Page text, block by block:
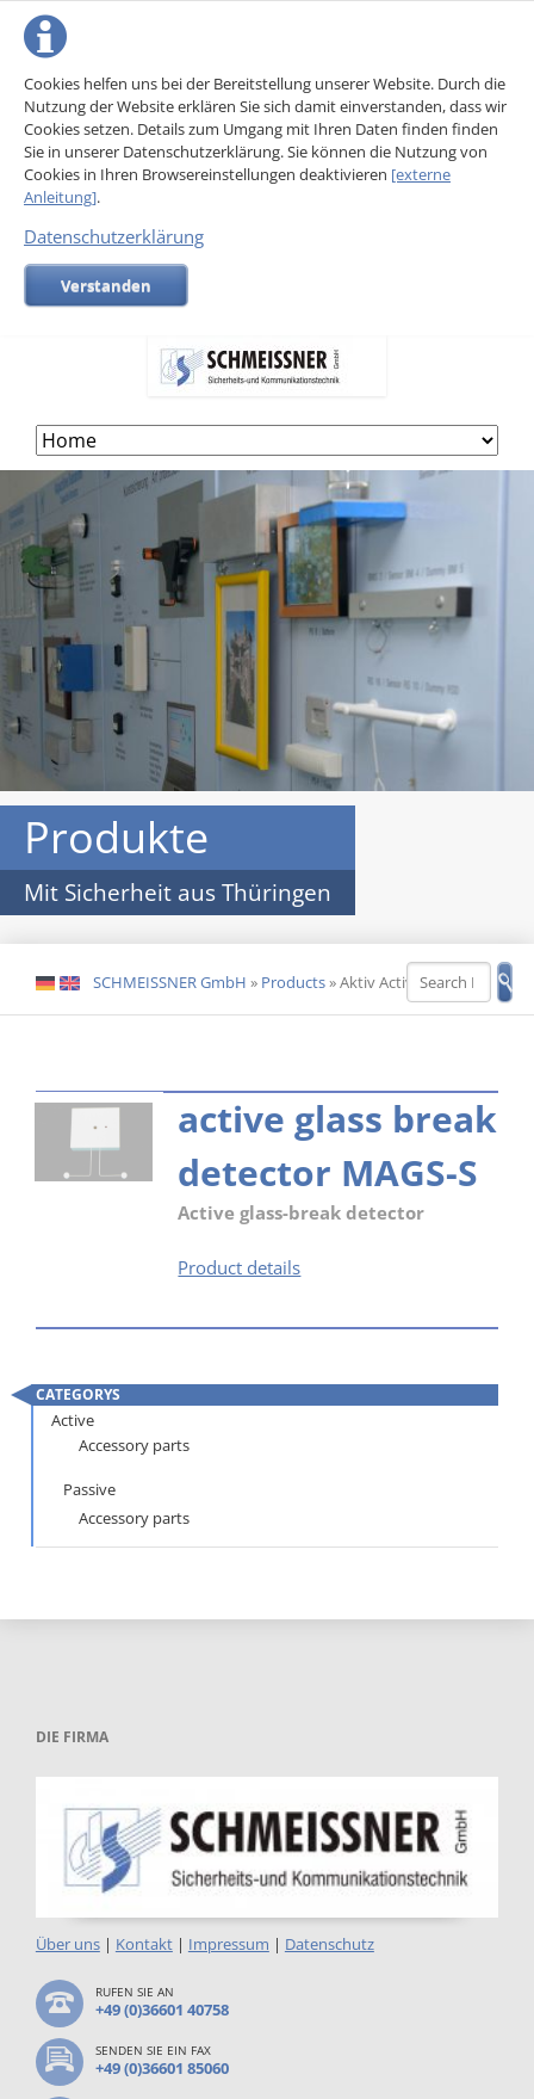
Cookies helfen uns bei der Bereitstellung unserer Website. Durch die
Nutzung der Website erklären Sie sich damit einverstanden, dass wir
Cookies setzen. Details zum Umgang mit Ihren Daten finden finden
Sie in unserer Datenschutzerklärung. Sie können die Nutzung von
Cookies in Ihren Browsereinstellungen deaktivieren [externe
Anleitung].
Datenschutzerklärung
Verstanden
navigation
Produkte
Mit Sicherheit aus Thüringen
DE EN SCHMEISSNER GmbH » Products»Aktiv Active
active glass break
detector MAGS-S
Active glass-break detector
Product detailsactive
CATEGORYS
Skip
navigation
Active
Accessory parts
Passive
Accessory parts
DIE FIRMA
Über uns| Kontakt| Impressum | Datenschutz
RUFEN SIE AN
+49 (0)36601 40758
SENDEN SIE EIN FAX
+49 (0)36601 85060